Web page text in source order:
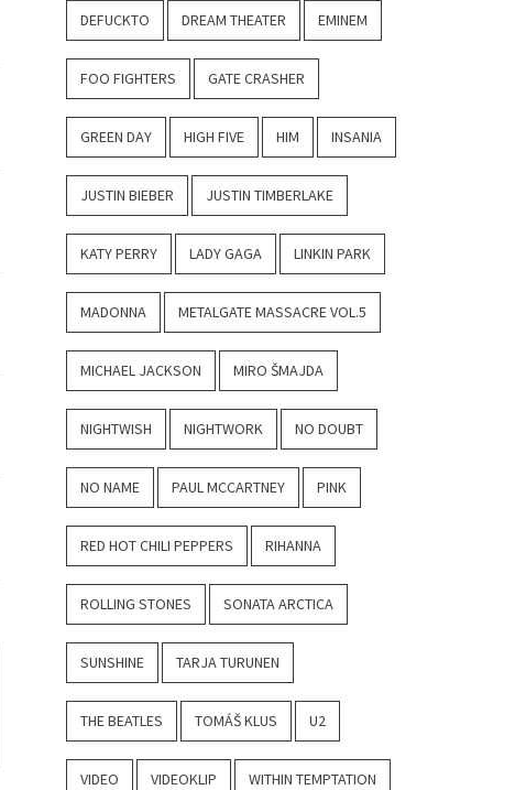
DEFUCKTO DREAM THEATER EMINEM
FOO FIGHTERS GATE CRASHER
GREEN DAY HIGH FIVE HIM INSANIA
JUSTIN BIEBER JUSTIN TIMBERLAKE
KATY PERRY LADY GAGA LINKIN PARK
MADONNA METALGATE MASSACRE VOL.5
MICHAEL JACKSON MIRO ŠMAJDA
NIGHTWISH NIGHTWORK NO DOUBT
NO NAME PAUL MCCARTNEY PINK
RED HOT CHILI PEPPERS RIHANNA
ROLLING STONES SONATA ARCTICA
SUNSHINE TARJA TURUNEN
THE BEATLES TOMÁŠ KLUS U2
VIDEO VIDEOKLIP WITHIN TEMPTATION